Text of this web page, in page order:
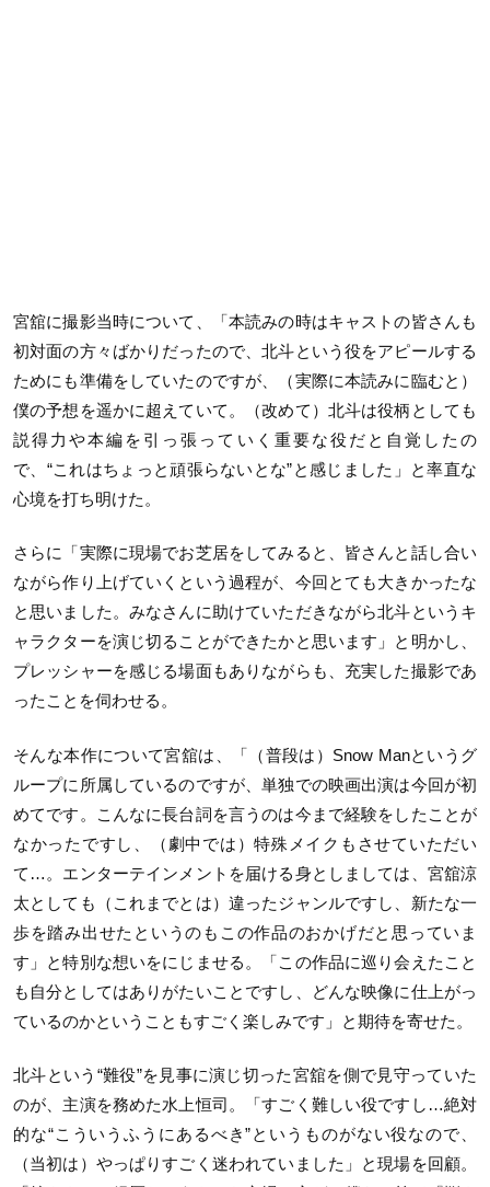
宮舘に撮影当時について、「本読みの時はキャストの皆さんも
初対面の方々ばかりだったので、北斗という役をアピールする
ためにも準備をしていたのですが、（実際に本読みに臨むと）
僕の予想を遥かに超えていて。（改めて）北斗は役柄としても
説得力や本編を引っ張っていく重要な役だと自覚したの
で、“これはちょっと頑張らないとな”と感じました」と率直な
心境を打ち明けた。
さらに「実際に現場でお芝居をしてみると、皆さんと話し合い
ながら作り上げていくという過程が、今回とても大きかったな
と思いました。みなさんに助けていただきながら北斗というキ
ャラクターを演じ切ることができたかと思います」と明かし、
プレッシャーを感じる場面もありながらも、充実した撮影であ
ったことを伺わせる。
そんな本作について宮舘は、「（普段は）Snow Manというグ
ループに所属しているのですが、単独での映画出演は今回が初
めてです。こんなに長台詞を言うのは今まで経験をしたことが
なかったですし、（劇中では）特殊メイクもさせていただい
て…。エンターテインメントを届ける身としましては、宮舘涼
太としても（これまでとは）違ったジャンルですし、新たな一
歩を踏み出せたというのもこの作品のおかげだと思っていま
す」と特別な想いをにじませる。「この作品に巡り会えたこと
も自分としてはありがたいことですし、どんな映像に仕上がっ
ているのかということもすごく楽しみです」と期待を寄せた。
北斗という“難役”を見事に演じ切った宮舘を側で見守っていた
のが、主演を務めた水上恒司。「すごく難しい役ですし…絶対
的な“こういうふうにあるべき”というものがない役なので、
（当初は）やっぱりすごく迷われていました」と現場を回顧。